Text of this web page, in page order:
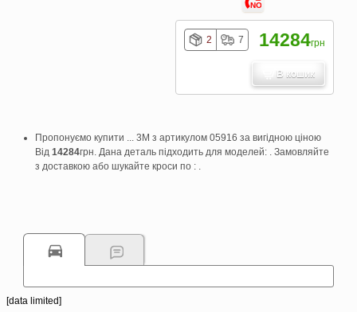
Пропонуємо купити ... 3M з артикулом 05916 за вигідною ціною
Від 14284грн. Дана деталь підходить для моделей: . Замовляйте
з доставкою або шукайте кроси по : .
NO
2 7 14284грн
В кошик
[data limited]